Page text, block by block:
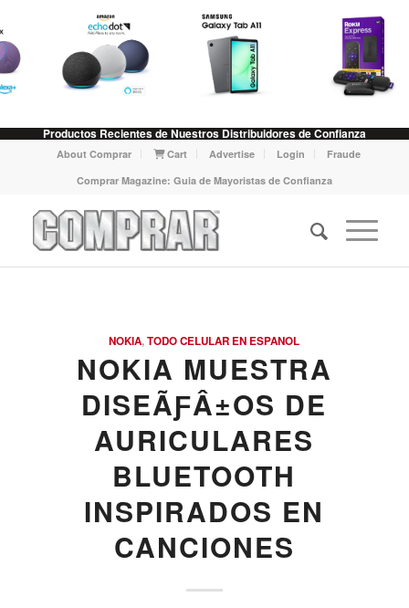
Productos Recientes de Nuestros Distribuidores de Confianza
About Comprar Cart Advertise Login
Fraude
Comprar Magazine: Guia de Mayoristas de Confianza
NOKIA,TODO CELULAR EN ESPANOL
NOKIA MUESTRA
DISEÃƑÂ±OS DE
AURICULARES
BLUETOOTH
INSPIRADOS EN
CANCIONES